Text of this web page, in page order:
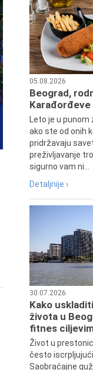
05.08.2026
Beograd,
Leto je u punom
ako ste od onih
pridržavaju
preživljavanje
sigurno vam ni...
Detaljnije ›
30.07.2026
Kako
života u
fitnes
Život u
često
Saobraćajne
Preminula je
vazduhoplovni
Udruženja žena